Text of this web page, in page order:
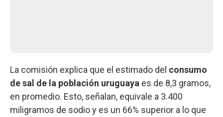
La comisión explica que el estimado del consumo
de sal de la población uruguaya es de 8,3 gramos,
en promedio. Esto, señalan, equivale a 3.400
miligramos de sodio y es un 66% superior a lo que